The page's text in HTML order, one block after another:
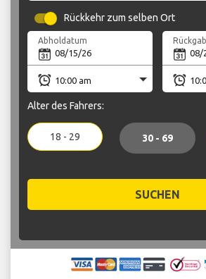
Rückkehr zum selben Ort
Abholdatum
Alter des Fahrers:
18 - 29 30 - 69
SUCHEN